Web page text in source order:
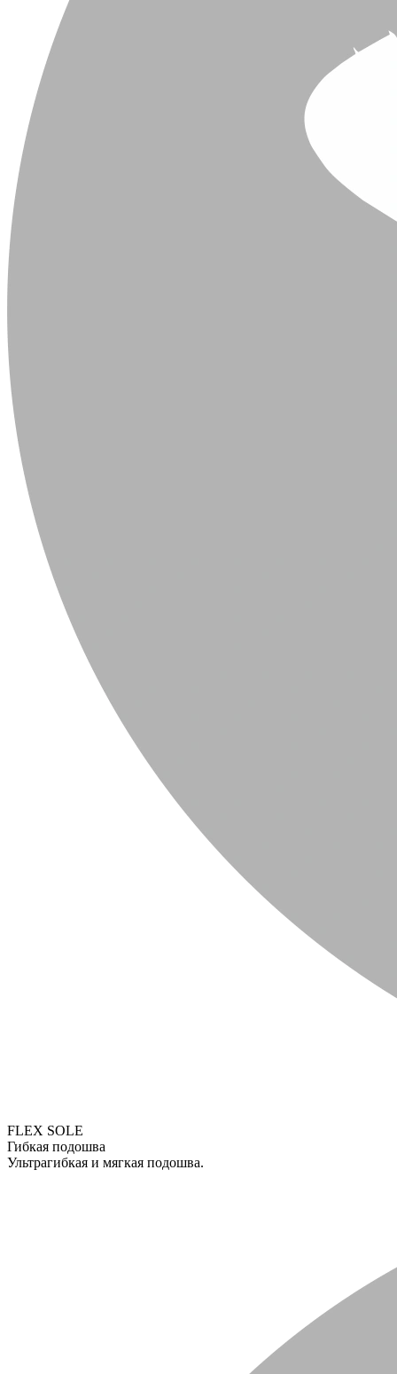
FLEX SOLE
Гибкая подошва
Ультрагибкая и мягкая подошва.